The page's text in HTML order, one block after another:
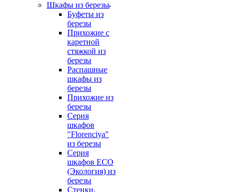
Шкафы из березы
Буфеты из
березы
Прихожие с
каретной
стяжкой из
березы
Распашные
шкафы из
березы
Прихожие из
березы
Серия
шкафов
"Florenciya"
из березы
Серия
шкафов ECO
(Экология) из
березы
Стенки,